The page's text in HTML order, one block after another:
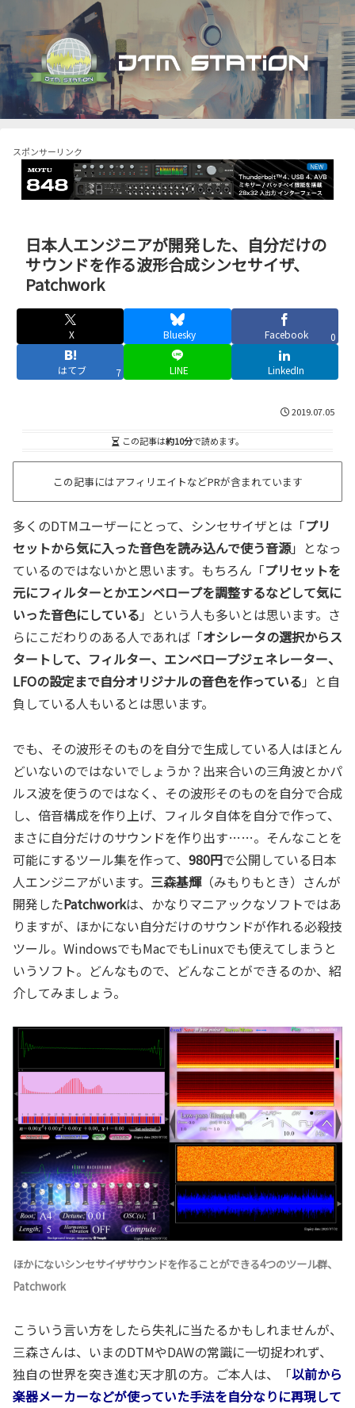
スポンサーリンク
日本人エンジニアが開発した、自分だけの
サウンドを作る波形合成シンセサイザ、
Patchwork
X Bluesky Facebook 0
はてブ 7 LINE LinkedIn
2019.07.05
この記事は約10分で読めます。
この記事にはアフィリエイトなどPRが含まれています
多くのDTMユーザーにとって、シンセサイザとは「プリ
セットから気に入った音色を読み込んで使う音源」となっ
ているのではないかと思います。もちろん「プリセットを
元にフィルターとかエンベロープを調整するなどして気に
いった音色にしている 」という人も多いとは思います。さ
らにこだわりのある人であれば「オシレータの選択からス
タートして、フィルター、エンベロープジェネレーター、
LFOの設定まで自分オリジナルの音色を作っている 」と自
負している人もいるとは思います。
でも、その波形そのものを自分で生成している人はほとん
どいないのではないでしょうか？出来合いの三角波とかパ
ルス波を使うのではなく、その波形そのものを自分で合成
し、倍音構成を作り上げ、フィルタ自体を自分で作って、
まさに自分だけのサウンドを作り出す……。そんなことを
可能にするツール集を作って、 980円で公開している日本
人エンジニアがいます。 三森基輝（みもりもとき）さんが
開発したPatchworkは、かなりマニアックなソフトではあ
りますが、ほかにない自分だけのサウンドが作れる必殺技
ツール。WindowsでもMacでもLinuxでも使えてしまうと
いうソフト。どんなもので、どんなことができるのか、紹
介してみましょう。
ほかにないシンセサイザサウンドを作ることができる4つのツール群、
Patchwork
こういう言い方をしたら失礼に当たるかもしれませんが、
三森さんは、いまのDTMやDAWの常識に一切捉われず、
独自の世界を突き進む天才肌の方。ご本人は、「以前から
楽器メーカーなどが使っていた手法を自分なりに再現して